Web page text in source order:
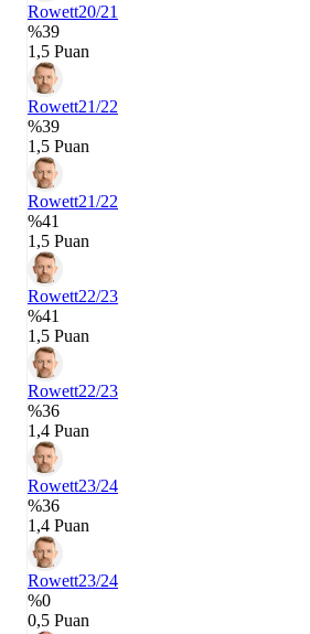
Rowett20/21
%39
1,5 Puan
Rowett21/22
%39
1,5 Puan
Rowett21/22
%41
1,5 Puan
Rowett22/23
%41
1,5 Puan
Rowett22/23
%36
1,4 Puan
Rowett23/24
%36
1,4 Puan
Rowett23/24
%0
0,5 Puan